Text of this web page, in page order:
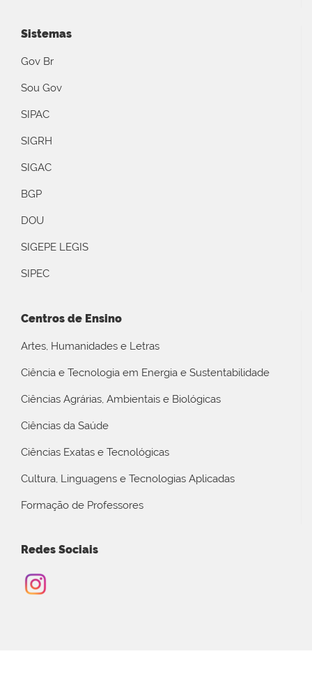
Sistemas
Gov Br
Sou Gov
SIPAC
SIGRH
SIGAC
BGP
DOU
SIGEPE LEGIS
SIPEC
Centros de Ensino
Artes, Humanidades e Letras
Ciência e Tecnologia em Energia e Sustentabilidade
Ciências Agrárias, Ambientais e Biológicas
Ciências da Saúde
Ciências Exatas e Tecnológicas
Cultura, Linguagens e Tecnologias Aplicadas
Formação de Professores
Redes Sociais